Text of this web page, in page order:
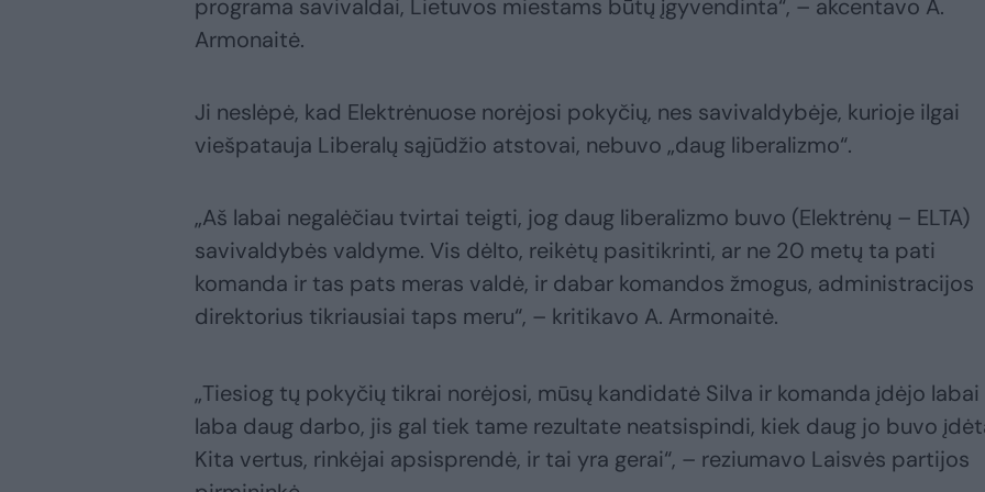
programa savivaldai, Lietuvos miestams būtų įgyvendinta“, – akcentavo A.
Armonaitė.
Ji neslėpė, kad Elektrėnuose norėjosi pokyčių, nes savivaldybėje, kurioje ilgai
viešpatauja Liberalų sąjūdžio atstovai, nebuvo „daug liberalizmo“.
„Aš labai negalėčiau tvirtai teigti, jog daug liberalizmo buvo (Elektrėnų – ELTA)
savivaldybės valdyme. Vis dėlto, reikėtų pasitikrinti, ar ne 20 metų ta pati
komanda ir tas pats meras valdė, ir dabar komandos žmogus, administracijos
direktorius tikriausiai taps meru“, – kritikavo A. Armonaitė.
„Tiesiog tų pokyčių tikrai norėjosi, mūsų kandidatė Silva ir komanda įdėjo labai
laba daug darbo, jis gal tiek tame rezultate neatsispindi, kiek daug jo buvo
Kita vertus, rinkėjai apsisprendė, ir tai yra gerai“, – reziumavo Laisvės partijos